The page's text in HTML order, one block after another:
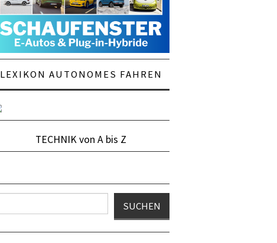
LEXIKON AUTONOMES FAHREN
TECHNIK von A bis Z
SUCHEN